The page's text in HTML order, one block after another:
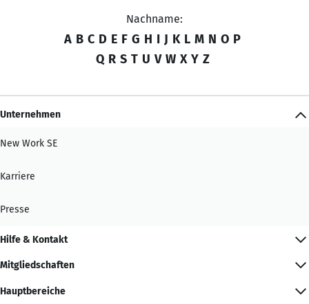
Nachname:
A B C D E F G H I J K L M N O P
Q R S T U V W X Y Z
Unternehmen
New Work SE
Karriere
Presse
Hilfe & Kontakt
Mitgliedschaften
Hauptbereiche